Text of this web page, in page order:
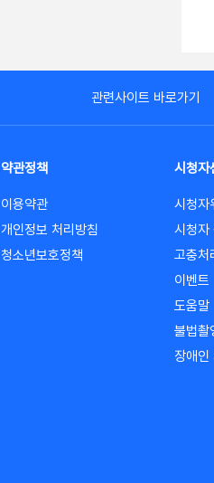
관련사이트 바로가기
약관정책
이용약관
개인정보 처리방침
청소년보호정책
시청자
시청자
시청자
고충처
이벤트
도움말
불법촬
장애인